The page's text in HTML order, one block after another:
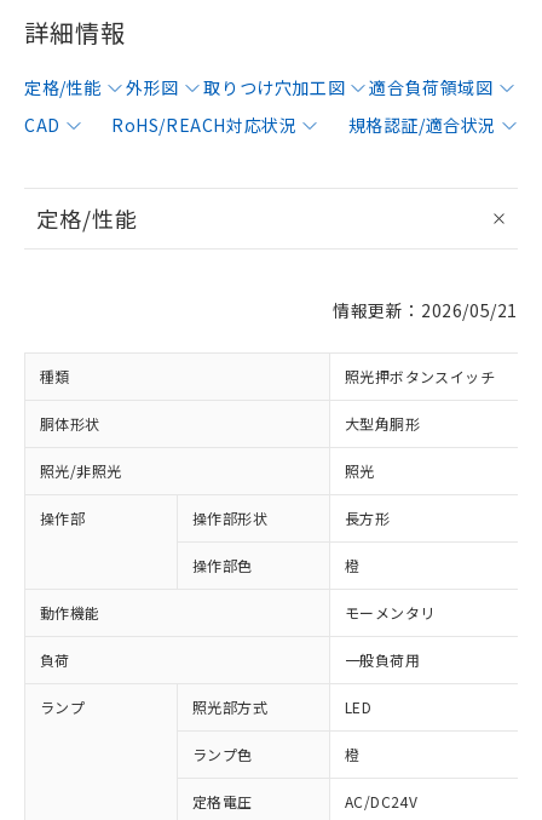
詳細情報
定格/性能 外形図 取りつけ穴加工図
適合負荷領域図
CAD
RoHS/REACH対応状況 規格認証/適合状況
定格/性能
情報更新：2026/05/21
種類 照光押ボタンスイッチ
胴体形状 大型角胴形
照光/非照光 照光
操作部 操作部形状 長方形
操作部色 橙
動作機能 モーメンタリ
負荷 一般負荷用
ランプ 照光部方式 LED
ランプ色 橙
定格電圧 AC/DC24V